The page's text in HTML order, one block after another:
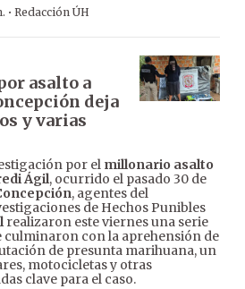
· Redacción ÚH
asalto a
deja
y varias
por el millonario asalto
Ágil, ocurrido el pasado 30 de
, agentes del
de Hechos Punibles
realizaron este viernes una serie
culminaron con la aprehensión de
de presunta marihuana, un
motocicletas y otras
clave para el caso.